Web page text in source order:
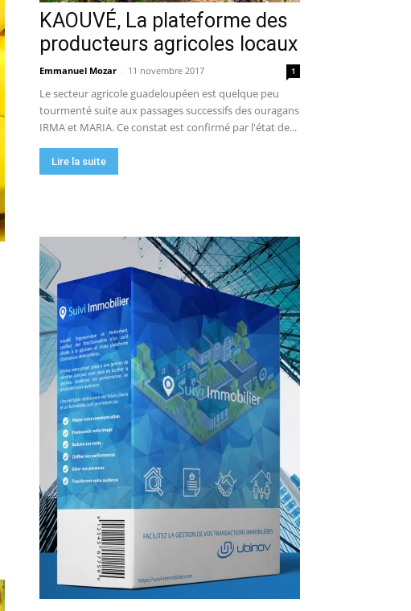
KAOUVÉ, La plateforme des
producteurs agricoles locaux
Emmanuel Mozar - 11 novembre 2017 1
Le secteur agricole guadeloupéen est quelque peu
tourmenté suite aux passages successifs des ouragans
IRMA et MARIA. Ce constat est confirmé par l'état de...
Lire la suite